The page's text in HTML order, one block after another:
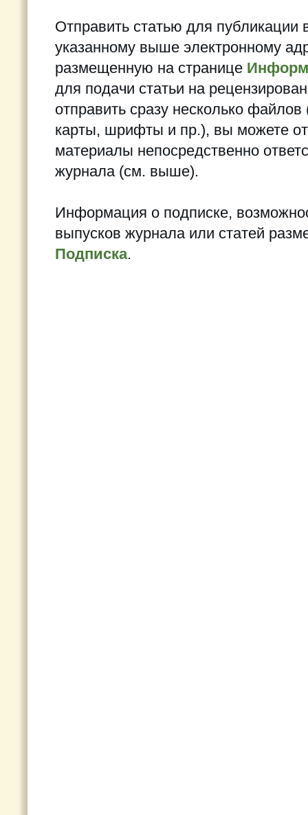
Отправить статью для
указанному выше электронному
размещенную на странице
для подачи статьи на
отправить сразу несколько
карты, шрифты и пр.), вы можете
материалы непосредственно
журнала (см. выше).
Информация о подписке,
выпусков журнала или статей
Подписка.